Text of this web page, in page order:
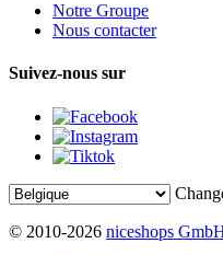
Notre Groupe
Nous contacter
Suivez-nous sur
© 2010-2026 niceshops